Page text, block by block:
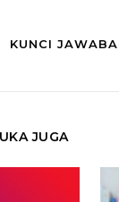
KUNCI
JUGA